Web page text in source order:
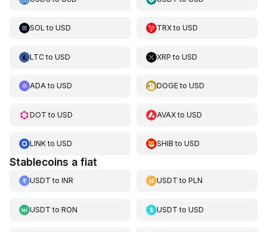
SOL to USD TRXtoUSD
LTCto USD XRP toUSD
ADAto USD DOGEtoUSD
DOT to USD AVAXtoUSD
LINKto USD SHIB toUSD
Stablecoins a fiat
USDT to INR USDT toPLN
USDT to RON USDT toUSD